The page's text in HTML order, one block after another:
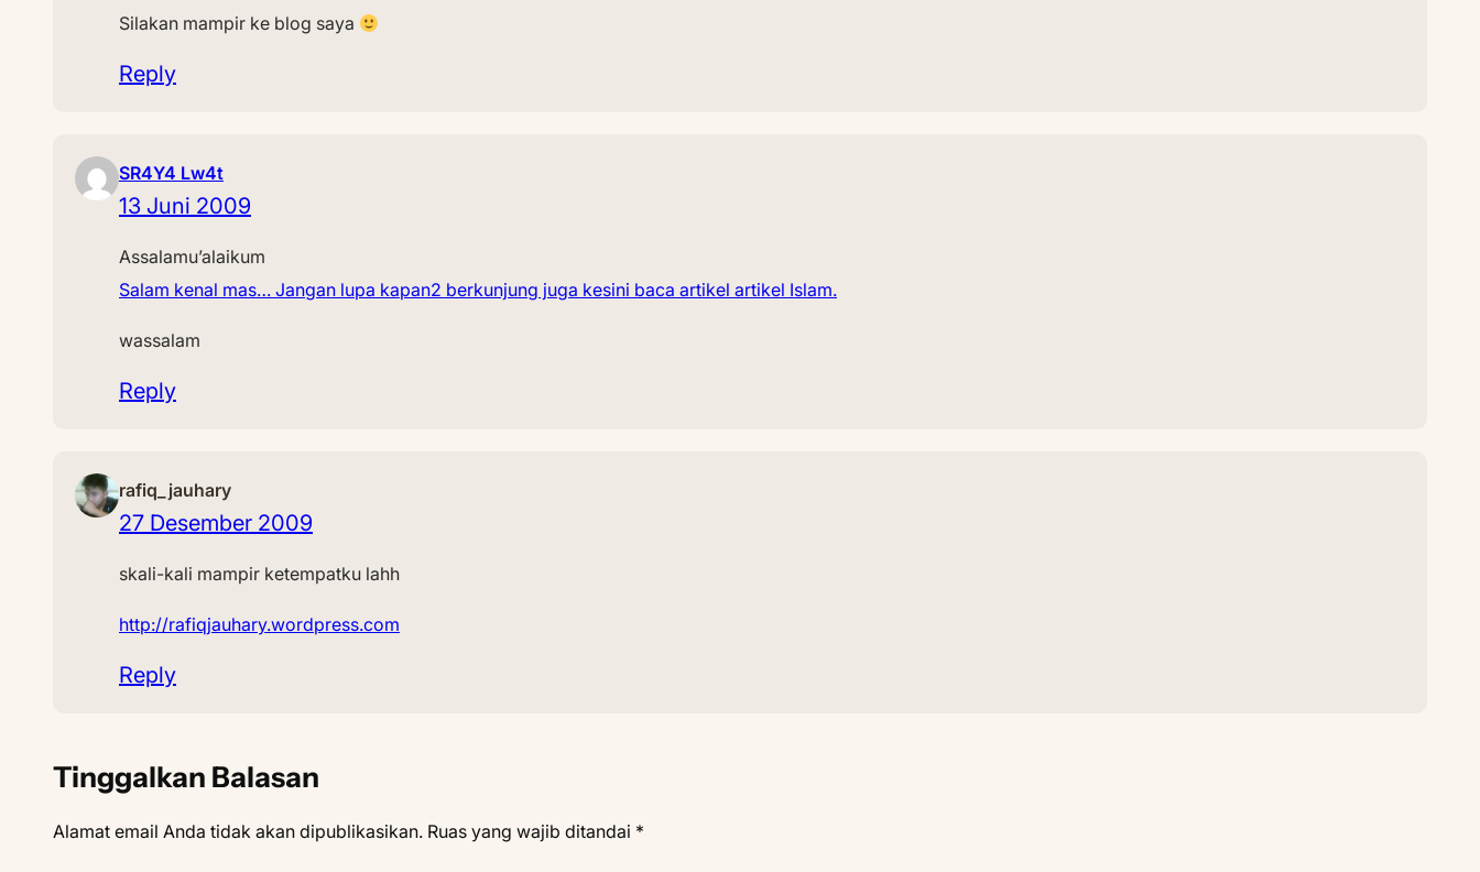
Silakan mampir ke blog saya
Reply
SR4Y4 Lw4t
13 Juni 2009
Assalamu’alaikum
Salam kenal mas… Jangan lupa kapan2 berkunjung juga kesini baca artikel artikel Islam.
wassalam
Reply
rafiq_jauhary
27 Desember 2009
skali-kali mampir ketempatku lahh
http://rafiqjauhary.wordpress.com
Reply
Tinggalkan Balasan
Alamat email Anda tidak akan dipublikasikan. Ruas yang wajib ditandai *